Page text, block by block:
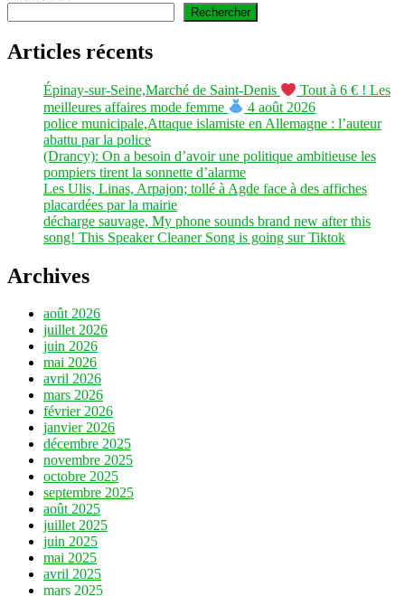
Rechercher
Articles récents
Épinay-sur-Seine,Marché de Saint-Denis
Tout à 6 € ! Les
meilleures affaires mode femme
4 août 2026
police municipale,Attaque islamiste en Allemagne : l’auteur
abattu par la police
(Drancy): On a besoin d’avoir une politique ambitieuse les
pompiers tirent la sonnette d’alarme
Les Ulis, Linas, Arpajon; tollé à Agde face à des affiches
placardées par la mairie
décharge sauvage, My phone sounds brand new after this
song! This Speaker Cleaner Song is going sur Tiktok
Archives
août 2026
juillet 2026
juin 2026
mai 2026
avril 2026
mars 2026
février 2026
janvier 2026
décembre 2025
novembre 2025
octobre 2025
septembre 2025
août 2025
juillet 2025
juin 2025
mai 2025
avril 2025
mars 2025